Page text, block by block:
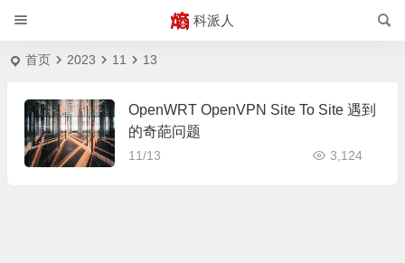
科派人
首页 2023 11 13
OpenWRT OpenVPN Site To Site 遇到
的奇葩问题
11/13 3,124